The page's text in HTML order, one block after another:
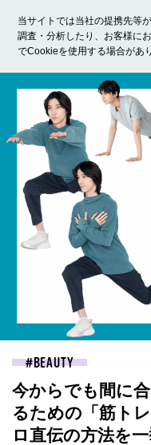
当サイトでは当社の提携先等
調査・分析したり、お客様に
でCookieを使用する場合があ
ホーム モデル募集
BEAUTY
今からでも間に
るための「筋ト
ロ直伝の方法を